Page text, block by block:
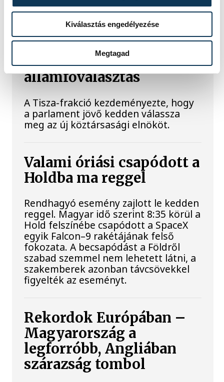
Kiválasztás engedélyezése
Megtagad
A Tisza-frakció
kezdeményezte, hogy
jövő kedden legyen az
államfőválasztás
A Tisza-frakció kezdeményezte, hogy
a parlament jövő kedden válassza
meg az új köztársasági elnököt.
Valami óriási csapódott a
Holdba ma reggel
Rendhagyó esemény zajlott le kedden
reggel. Magyar idő szerint 8:35 körül a
Hold felszínébe csapódott a SpaceX
egyik Falcon–9 rakétájának felső
fokozata. A becsapódást a Földről
szabad szemmel nem lehetett látni, a
szakemberek azonban távcsövekkel
figyelték az eseményt.
Rekordok Európában –
Magyarország a
legforróbb, Angliában
szárazság tombol